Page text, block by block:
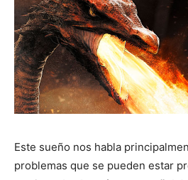
Este sueño nos habla
problemas que se pueden estar